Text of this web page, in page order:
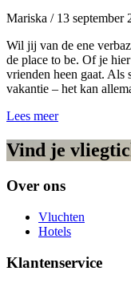
Mariska /13 september
Wil jij van de ene
de place to be. Of je
vrienden heen gaat. Als
vakantie – het kan
Lees meer
Vind je
Over ons
Vluchten
Hotels
Klantenservice